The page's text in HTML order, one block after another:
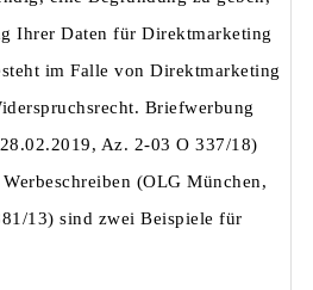
Ihrer Daten für Direktmarketing
im Falle von Direktmarketing
Briefwerbung
Az. 2-03 O 337/18)
(OLG München,
13) sind zwei Beispiele für